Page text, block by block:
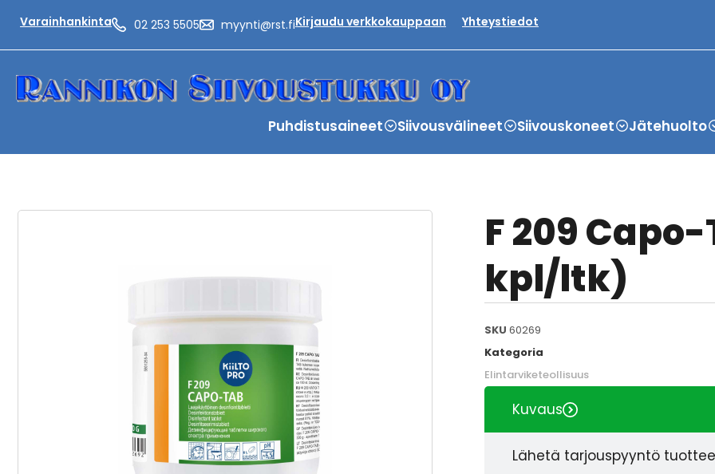
Varainhankinta 02 253 5505 myynti@rst.fiKirjaudu verkkokauppaan Yhteystiedot
Puhdistusaineet Siivousvälineet Siivouskoneet Jätehuolto
F 209 Capo-
kpl/ltk)
SKU 60269
Kategoria
Elintarviketeollisuus
Kuvaus
Lähetä tarjouspyyntö